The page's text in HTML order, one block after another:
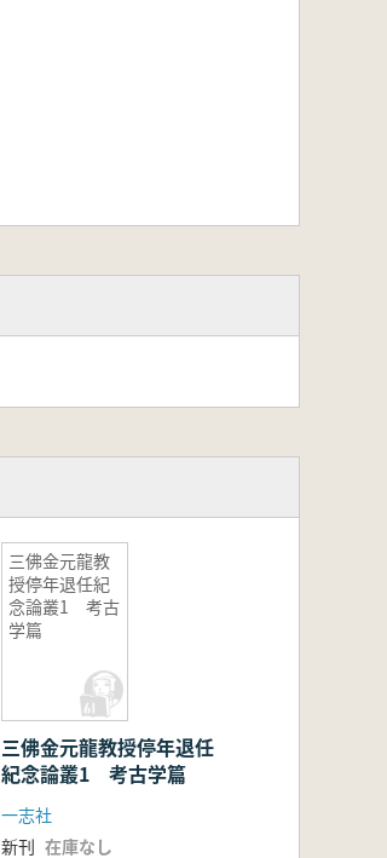
三佛金元龍教
授停年退任紀
念論叢1 考古
学篇
三佛金元龍教授停年退任
紀念論叢1 考古学篇
一志社
新刊 在庫なし